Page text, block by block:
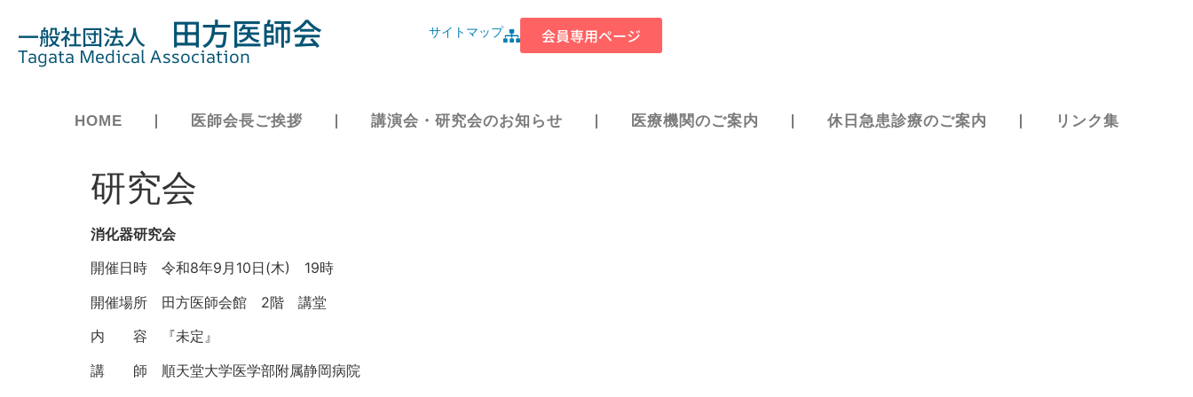
一般社団法人 田方医師会
Tagata Medical Association
サイトマップ 会員専用ページ
HOME 医師会長ご挨拶 講演会・研究会のお知らせ 医療機関のご案内 休日急患診療のご案内 リンク集
研究会
消化器研究会
開催日時 令和8年9月10日(木) 19時
開催場所 田方医師会館 2階 講堂
内 容 『未定』
講 師 順天堂大学医学部附属静岡病院